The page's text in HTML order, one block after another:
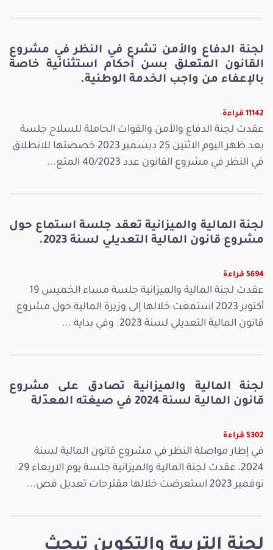
لجنة التربية والتكوين تبحث
لجنة الدفاع والأمن تشرع في النظر في مشروع
القانون المتعلق بسن أحكام استثنائية خاصة
بالإعفاء من واجب الخدمة الوطنية.
11142 قراءة
عقدت لجنة الدفاع والأمن والقوات الحاملة للسلاح جلسة
بعد ظهر اليوم الاثنين 25 ديسمبر 2023 خصصتها للانطلاق
في النظر في مشروع القانون عدد 40/2023 المتع...
لجنة المالية والميزانية تعقد جلسة استماع حول
مشروع قانون المالية التعديلي لسنة 2023.
5694 قراءة
عقدت لجنة المالية والميزانية جلسة مساء الخميس 19
أكتوبر 2023 استمعت خلالها إلى وزيرة المالية حول مشروع
قانون المالية التعديلي لسنة 2023. وفي بداية ...
لجنة المالية والميزانية تصادق على مشروع
قانون المالية لسنة 2024 في صيغته المعدّلة
5302 قراءة
في إطار مواصلة النظر في مشروع قانون المالية لسنة
2024، عقدت لجنة المالية والميزانية جلسة يوم الاربعاء 29
نوفمبر 2023 استعرضت خلالها مقترحات تعديل فص...